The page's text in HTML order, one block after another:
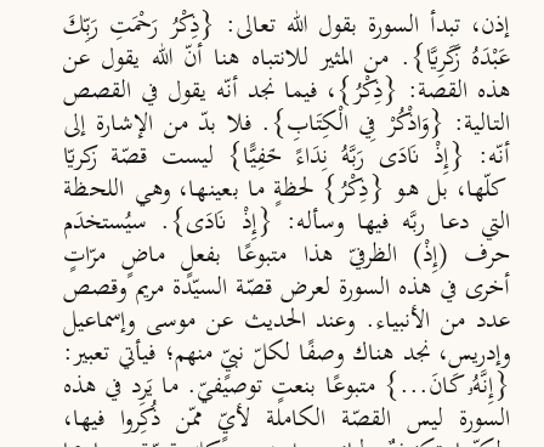
إذن، تبدأ السورة بقول الله تعالى: {ذِكْرُ رَحْمَتِ رَبِّكَ
عَبْدَهُ زَكَرِيَّا}. من المثير للانتباه هنا أنّ الله يقول عن
هذه القصة: {ذِكْرُ}، فيما نجد أنّه يقول في القصص
التالية: {وَاذْكُرْ فِي الْكِتَابِ}. فلا بدّ من الإشارة إلى
أنّه: {إِذْ نَادَى رَبَّهُ نِدَاءً خَفِيًّا} ليست قصّة زكريّا
كلّها، بل هو {ذِكْرُ} لحظةٍ ما بعينها، وهي اللحظة
التي دعا ربَّه فيها وسأله: {إِذْ نَادَى}. سيُستخدَم
حرف (إِذْ) الظرفيّ هذا متبوعًا بفعلٍ ماضٍ مرّاتٍ
أخرى في هذه السورة لعرض قصّة السيّدة مريم وقصص
عدد من الأنبياء. وعند الحديث عن موسى وإسماعيل
وإدريس، نجد هناك وصفًا لكلّ نبيٍّ منهم؛ فيأتي تعبير:
{إِنَّهُۥ كَانَ...} متبوعًا بنعتٍ توصيفيّ. ما يَرِد في هذه
السورة ليس القصّة الكاملة لأيٍّ ممّن ذُكِروا فيها،